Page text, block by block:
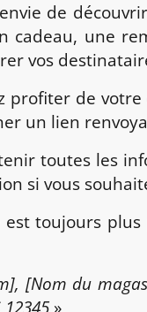
de
cadeau, une
vos
profiter de
un lien
toutes les
si vous
toujours
[Nom du